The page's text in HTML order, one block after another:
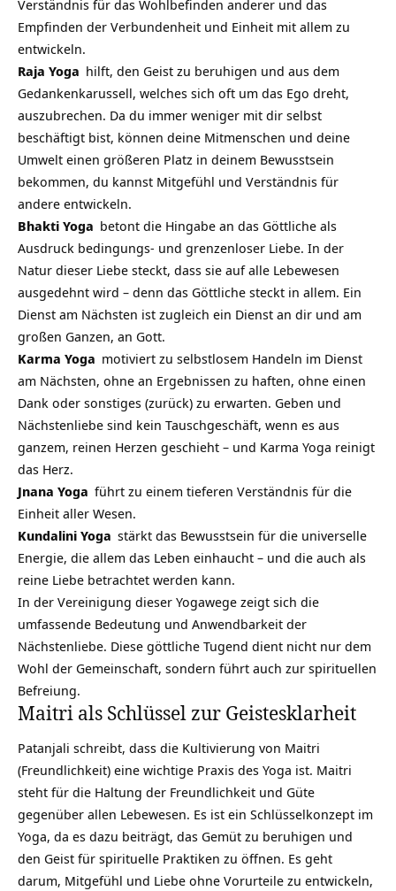
Verständnis für das Wohlbefinden anderer und das
Empfinden der Verbundenheit und Einheit mit allem zu
entwickeln.
Raja Yoga hilft, den Geist zu beruhigen und aus dem
Gedankenkarussell, welches sich oft um das Ego dreht,
auszubrechen. Da du immer weniger mit dir selbst
beschäftigt bist, können deine Mitmenschen und deine
Umwelt einen größeren Platz in deinem Bewusstsein
bekommen, du kannst Mitgefühl und Verständnis für
andere entwickeln.
Bhakti Yoga betont die Hingabe an das Göttliche als
Ausdruck bedingungs- und grenzenloser Liebe. In der
Natur dieser Liebe steckt, dass sie auf alle Lebewesen
ausgedehnt wird – denn das Göttliche steckt in allem. Ein
Dienst am Nächsten ist zugleich ein Dienst an dir und am
großen Ganzen, an Gott.
Karma Yoga motiviert zu selbstlosem Handeln im Dienst
am Nächsten, ohne an Ergebnissen zu haften, ohne einen
Dank oder sonstiges (zurück) zu erwarten. Geben und
Nächstenliebe sind kein Tauschgeschäft, wenn es aus
ganzem, reinen Herzen geschieht – und Karma Yoga reinigt
das Herz.
Jnana Yoga führt zu einem tieferen Verständnis für die
Einheit aller Wesen.
Kundalini Yoga stärkt das Bewusstsein für die universelle
Energie, die allem das Leben einhaucht – und die auch als
reine Liebe betrachtet werden kann.
In der Vereinigung dieser Yogawege zeigt sich die
umfassende Bedeutung und Anwendbarkeit der
Nächstenliebe. Diese göttliche Tugend dient nicht nur dem
Wohl der Gemeinschaft, sondern führt auch zur spirituellen
Befreiung.
Maitri als Schlüssel zur Geistesklarheit
Patanjali schreibt, dass die Kultivierung von Maitri
(Freundlichkeit) eine wichtige Praxis des Yoga ist. Maitri
steht für die Haltung der Freundlichkeit und Güte
gegenüber allen Lebewesen. Es ist ein Schlüsselkonzept im
Yoga, da es dazu beiträgt, das Gemüt zu beruhigen und
den Geist für spirituelle Praktiken zu öffnen. Es geht
darum, Mitgefühl und Liebe ohne Vorurteile zu entwickeln,